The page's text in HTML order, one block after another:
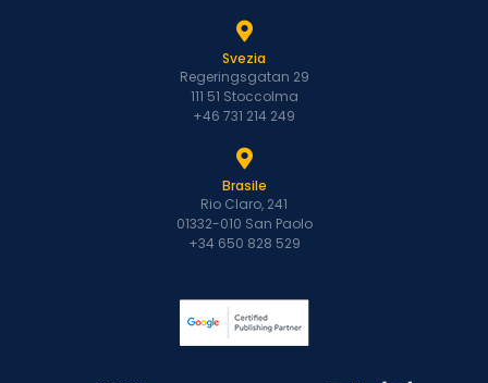
Svezia
Regeringsgatan 29
111 51 Stoccolma
+46 731 214 249
Brasile
Rio Claro, 241
01332-010 San Paolo
+34 650 828 529